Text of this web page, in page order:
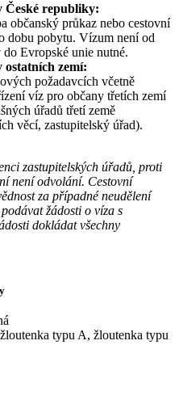
České republiky:
občanský průkaz nebo cestovní
dobu pobytu. Vízum není od
Evropské unie nutné.
zemí:
požadavcích včetně
víz pro občany třetích zemí
úřadů třetí země
věcí, zastupitelský úřad).
zastupitelských úřadů, proti
není odvolání. Cestovní
za případné neudělení
žádosti o víza s
dokládat všechny
typu A, žloutenka typu